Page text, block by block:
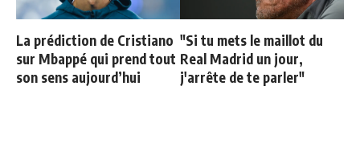
La prédiction de Cristiano
sur Mbappé qui prend tout
son sens aujourd’hui
"Si tu mets le maillot du
Real Madrid un jour,
j'arrête de te parler"